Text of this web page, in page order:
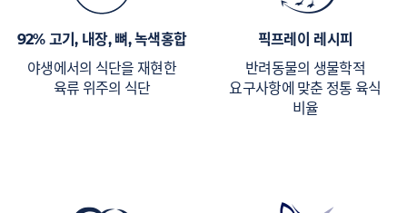
92% 고기, 내장, 뼈, 녹색홍합
야생에서의 식단을 재현한
육류 위주의 식단
픽프레이 레시피
반려동물의 생물학적
요구사항에 맞춘 정통 육식
비율